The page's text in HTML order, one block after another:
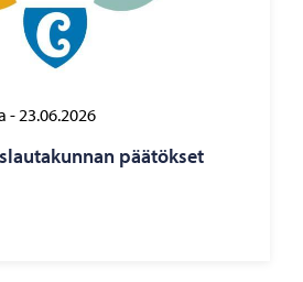
-23.06.2026
pää­tök­set